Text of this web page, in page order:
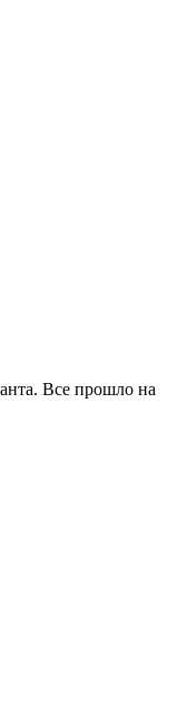
Все прошло на